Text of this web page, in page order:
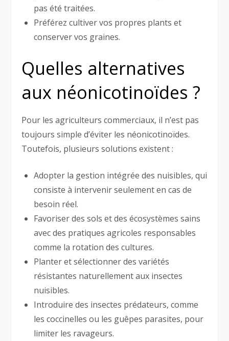
pas été traitées.
Préférez cultiver vos propres plants et
conserver vos graines.
Quelles alternatives
aux néonicotinoïdes ?
Pour les agriculteurs commerciaux, il n’est pas
toujours simple d’éviter les néonicotinoïdes.
Toutefois, plusieurs solutions existent :
Adopter la gestion intégrée des nuisibles, qui
consiste à intervenir seulement en cas de
besoin réel.
Favoriser des sols et des écosystèmes sains
avec des pratiques agricoles responsables
comme la rotation des cultures.
Planter et sélectionner des variétés
résistantes naturellement aux insectes
nuisibles.
Introduire des insectes prédateurs, comme
les coccinelles ou les guêpes parasites, pour
limiter les ravageurs.